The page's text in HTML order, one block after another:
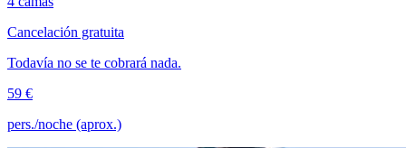
Cancelación gratuita
Todavía no se te cobrará nada.
59 €
pers./noche (aprox.)